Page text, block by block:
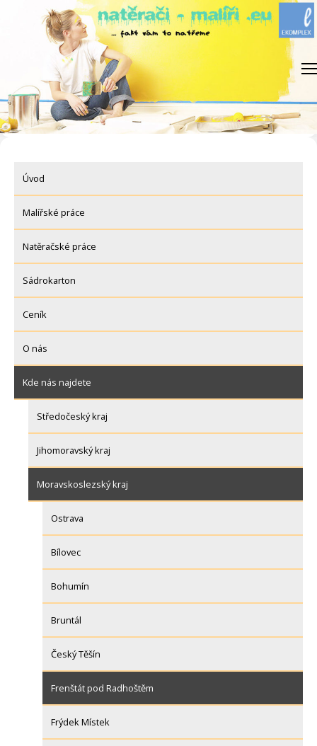
Úvod
Malířské práce
Natěračské práce
Sádrokarton
Ceník
O nás
Kde nás najdete
Středočeský kraj
Jihomoravský kraj
Moravskoslezský kraj
Ostrava
Bílovec
Bohumín
Bruntál
Český Těšín
Frenštát pod Radhoštěm
Frýdek Místek